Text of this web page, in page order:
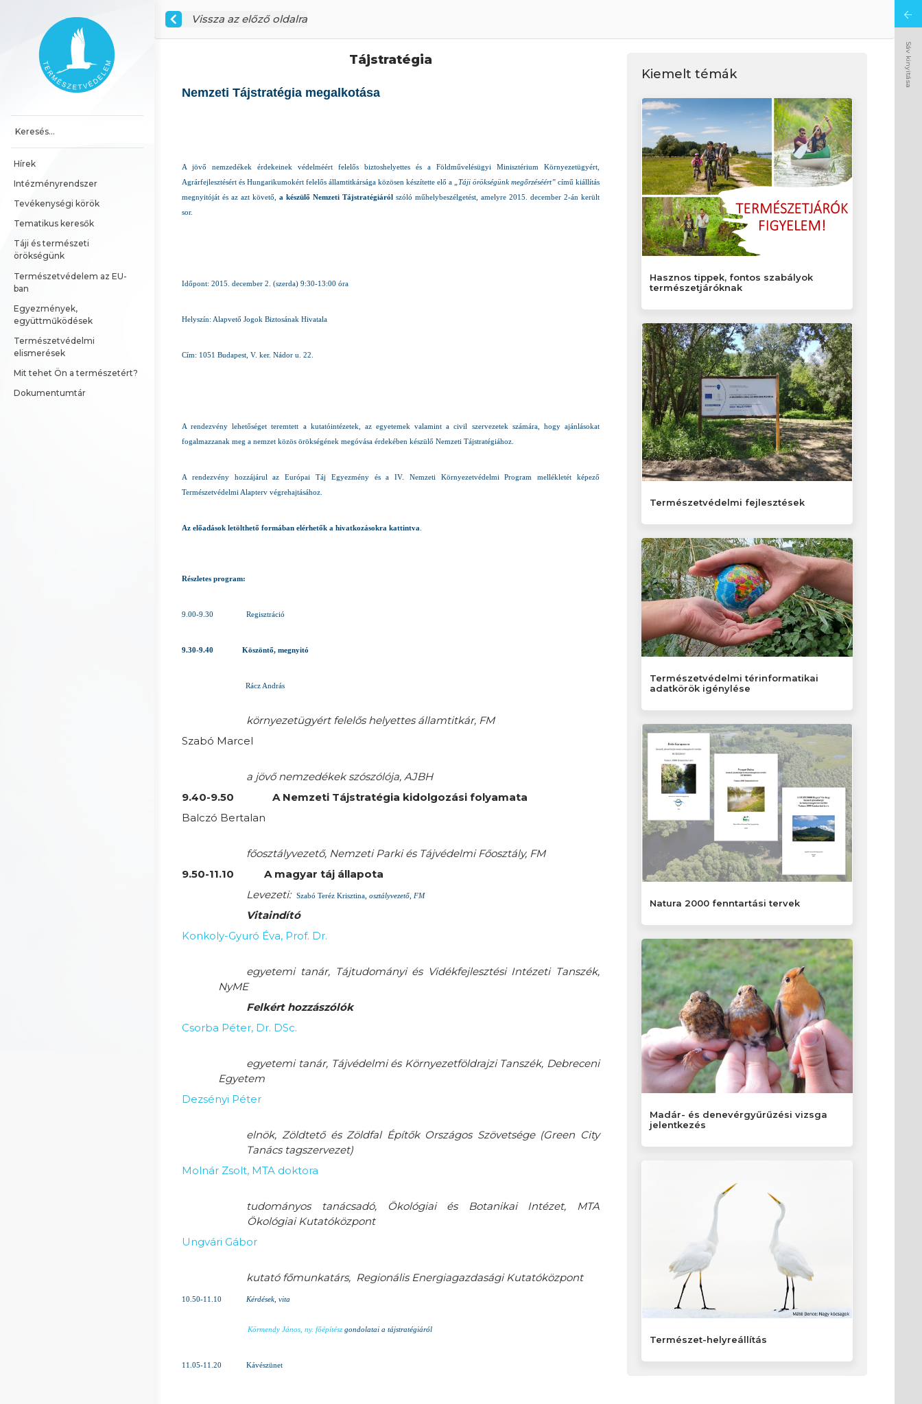
Főoldal
Hírek
Intézményrendszer
Tevékenységi körök
Tematikus keresők
Táji és természeti
örökségünk
Természetvédelem az EU-
ban
Egyezmények,
együttműködések
Természetvédelmi
elismerések
Mit tehet Ön a természetért?
Dokumentumtár
Vissza az előző oldalra
Tájstratégia
Nemzeti Tájstratégia megalkotása
A jövő nemzedékek érdekeinek védelméért felelős biztoshelyettes és a Földművelésügyi Minisztérium Környezetügyért,
Agrárfejlesztésért és Hungarikumokért felelős államtitkársága közösen készítette elő a
„Táji örökségünk megőrzéséért” című kiállítás
megnyitóját és az azt követő, a készülő Nemzeti Tájstratégiáról szóló műhelybeszélgetést, amelyre 2015. december 2-án került
sor.
Időpont: 2015. december 2. (szerda) 9:30-13:00 óra
Helyszín: Alapvető Jogok Biztosának Hivatala
Cím: 1051 Budapest, V. ker. Nádor u. 22.
A rendezvény lehetőséget teremtett a kutatóintézetek, az egyetemek valamint a civil szervezetek számára, hogy ajánlásokat
fogalmazzanak meg a nemzet közös örökségének megóvása érdekében készülő Nemzeti Tájstratégiához.
A rendezvény hozzájárul az Európai Táj Egyezmény és a IV. Nemzeti Környezetvédelmi Program mellékletét képező
Természetvédelmi Alapterv végrehajtásához.
Az előadások letölthető formában elérhetők a hivatkozásokra kattintva
Részletes program:
9.00-9.30 Regisztráció
9.30-9.40 Köszöntő, megnyitó
Rácz András
környezetügyért felelős helyettes államtitkár, FM
Szabó Marcel
a jövő nemzedékek szószólója, AJBH
9.40-9.50
A Nemzeti Tájstratégia kidolgozási folyamata
Balczó Bertalan
főosztályvezető, Nemzeti Parki és Tájvédelmi Főosztály, FM
9.50-11.10
A magyar táj állapota
Levezeti:
Szabó Teréz Krisztina, osztályvezető, FM
Vitaindító
Konkoly-Gyuró Éva, Prof. Dr.
egyetemi tanár, Tájtudományi és Vidékfejlesztési Intézeti Tanszék,
NyME
Felkért hozzászólók
Csorba Péter, Dr. DSc.
egyetemi tanár, Tájvédelmi és Környezetföldrajzi Tanszék, Debreceni
Egyetem
Dezsényi Péter
elnök, Zöldtető és Zöldfal Építők Országos Szövetsége (Green City
Tanács tagszervezet)
Molnár Zsolt, MTA doktora
tudományos tanácsadó, Ökológiai és Botanikai Intézet, MTA
Ökológiai Kutatóközpont
Ungvári Gábor
kutató főmunkatárs, Regionális Energiagazdasági Kutatóközpont
10.50-11.10 Kérdések, vita
Körmendy János, ny. főépítész gondolatai a tájstratégiáról
11.05-11.20 Kávészünet
Kiemelt témák
Hasznos tippek, fontos szabályok
természetjáróknak
Természetvédelmi fejlesztések
Természetvédelmi térinformatikai
adatkörök igénylése
Natura 2000 fenntartási tervek
Madár- és denevérgyűrűzési vizsga
jelentkezés
Természet-helyreállítás
Sáv kinyitása